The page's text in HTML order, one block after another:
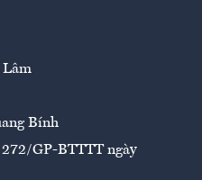
Lâm
Bính
GP-BTTTT ngày